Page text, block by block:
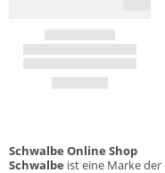
Schwalbe Online Shop
Schwalbe ist eine Marke der